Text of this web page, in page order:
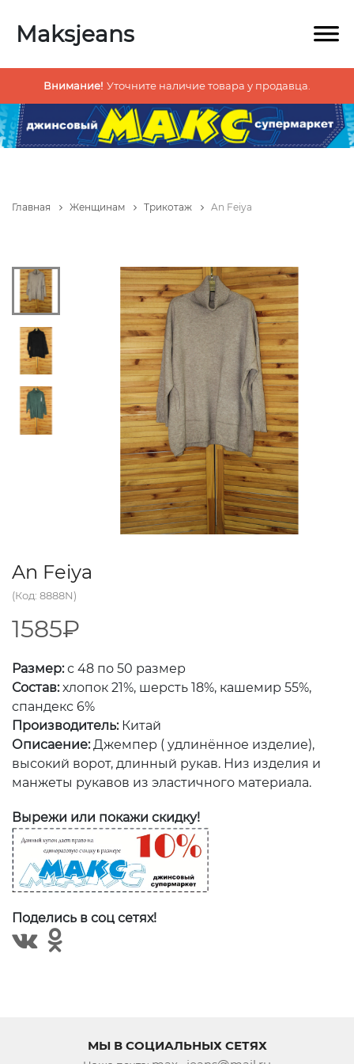
Maksjeans
Внимание! Уточните наличие товара у продавца.
Главная Женщинам Трикотаж An Feiya
An Feiya
(Код: 8888N)
1585₽
Размер:с 48 по 50 размер
Состав:хлопок 21%, шерсть 18%, кашемир 55%,
спандекс 6%
Производитель:Китай
Описаение:Джемпер ( удлинённое изделие),
высокий ворот, длинный рукав. Низ изделия и
манжеты рукавов из эластичного материала.
Вырежи или покажи скидку!
Поделись в соц сетях!
МЫ В СОЦИАЛЬНЫХ СЕТЯХ